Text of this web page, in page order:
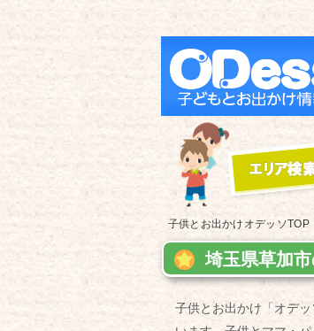
子供とお出かけ オデッソTOP
埼玉県草加
子供とお出かけ「オデ